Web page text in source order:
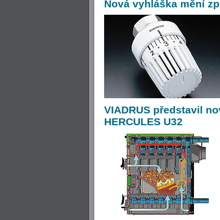
Nová vyhláška mění
VIADRUS představil
HERCULES U32